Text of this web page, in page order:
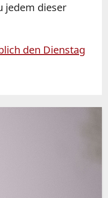
jedem dieser
den Dienstag